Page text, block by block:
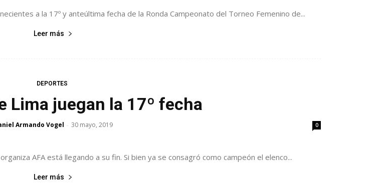
a la 17º y anteúltima fecha de la Ronda Campeonato del Torneo Femenino de...
Leer más
DEPORTES
Lima juegan la 17º fecha
Armando Vogel - 30 mayo, 2019 0
AFA está llegando a su fin. Si bien ya se consagró como campeón el elenco...
Leer más